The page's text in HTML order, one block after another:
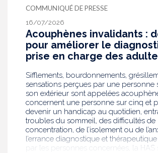
pour les autres professionnels
établissements de santé ou dans les
établissements médicaux sociaux
personnes âgées, en contact avec des
risque de grippe sévère, avec un
prioritaire en Ehpad et en USLD.
COMMUNIQUÉ DE PRESSE
16/07/2026
Acouphènes invalidants :
pour améliorer le
prise en charge des
Sifflements, bourdonnements,
sensations perçues par une personne
son extérieur sont appelées
concernent une personne sur cinq et
devenir un handicap au quotidien,
troubles du sommeil, des difficultés de
concentration, de l’isolement ou de
l’errance diagnostique et
par les personnes concernées, la HAS